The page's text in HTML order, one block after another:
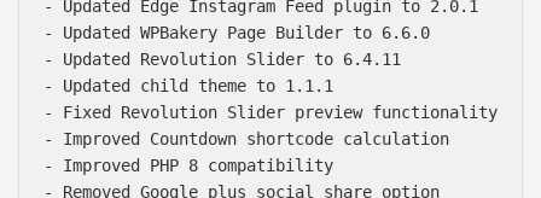
- Updated Edge Instagram Feed plugin to 2.0.1
- Updated WPBakery Page Builder to 6.6.0
- Updated Revolution Slider to 6.4.11
- Updated child theme to 1.1.1
- Fixed Revolution Slider preview functionality
- Improved Countdown shortcode calculation
- Improved PHP 8 compatibility